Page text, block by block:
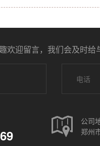
欢迎留言，我们会及时
公司
郑州